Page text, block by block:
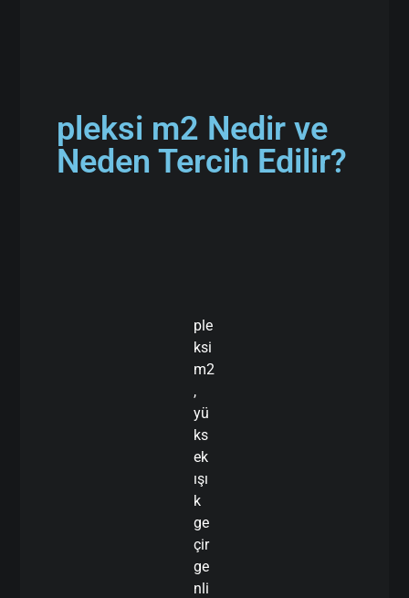
pleksi m2 Nedir ve
Neden Tercih Edilir?
ple
ksi
m2
,
yü
ks
ek
ışı
k
ge
çir
ge
nli